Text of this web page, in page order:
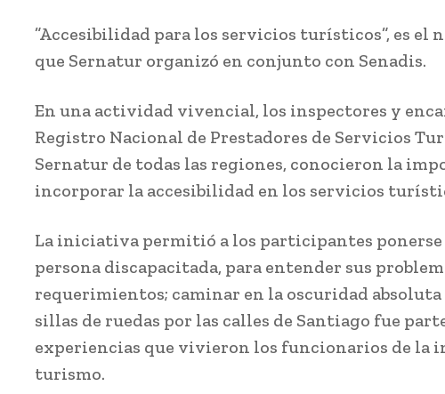
”Accesibilidad para los servicios turísticos”, es el
que Sernatur organizó en conjunto con Senadis.
En una actividad vivencial, los inspectores y
Registro Nacional de Prestadores de Servicios
Sernatur de todas las regiones, conocieron la
incorporar la accesibilidad en los servicios
La iniciativa permitió a los participantes ponerse
persona discapacitada, para entender sus
requerimientos; caminar en la oscuridad absoluta
sillas de ruedas por las calles de Santiago fue
experiencias que vivieron los funcionarios de la
turismo.